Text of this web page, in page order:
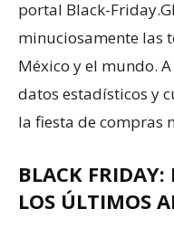
portal Black-
minuciosamente las
México y el mundo.
datos estadísticos y
la fiesta de compras
BLACK FRIDAY:
LOS ÚLTIMOS